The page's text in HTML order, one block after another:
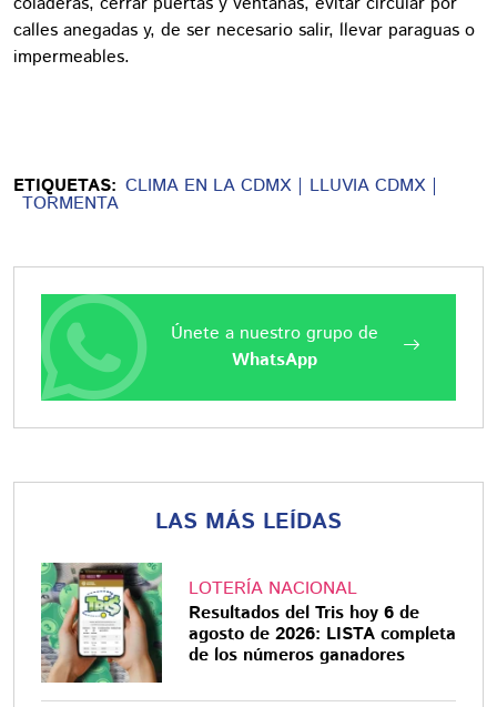
calles anegadas y, de ser necesario salir, llevar paraguas o
impermeables.
ETIQUETAS: CLIMA EN LA CDMX LLUVIA CDMX
TORMENTA
Únete a nuestro grupo de
WhatsApp
LAS MÁS LEÍDAS
LOTERÍA NACIONAL
Resultados del Tris hoy 6 de
agosto de 2026: LISTA completa
de los números ganadores